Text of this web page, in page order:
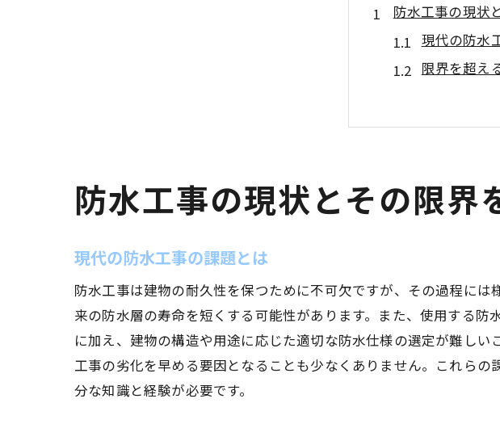
防水工事の現状
現代の防水
限界を超え
施工精度向
環境に優し
施工後のメ
自己修復型防水
費用対効果
自己修復技
他の材料と
未来の建築
防水工事の現状とその限界
現代の防水工事の課題とは
防水工事は建物の耐久性を保つために不可欠ですが、その過程に
来の防水層の寿命を短くする可能性があります。また、使用する
に加え、建物の構造や用途に応じた適切な防水仕様の選定が難し
工事の劣化を早める要因となることも少なくありません。これら
分な知識と経験が必要です。